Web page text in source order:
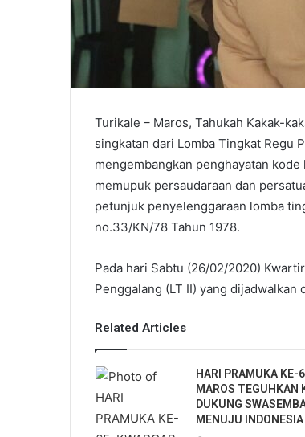
Turikale – Maros, Tahukah Kakak-
singkatan dari Lomba Tingkat Regu
mengembangkan penghayatan
memupuk persaudaraan dan
petunjuk penyelenggaraan lomba
no.33/KN/78 Tahun 1978.
Pada hari Sabtu (26/02/2020)
Penggalang (LT II) yang
Related Articles
HARI PRAMUKA KE-
MAROS TEGUHKAN
DUKUNG
MENUJU